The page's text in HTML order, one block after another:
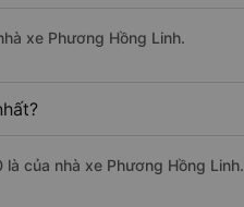
xe Phương Hồng Linh.
của nhà xe Phương Hồng Linh.